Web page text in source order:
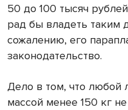
50 до 100 тысяч
рад бы владеть таким
сожалению, его
законодательство.
Дело в том, что любой
массой менее 150 кг